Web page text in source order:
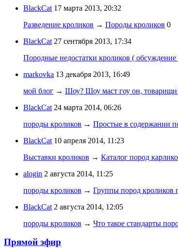
BlackCat 17 марта 2013, 20:32
Разведение кроликов → Породы кроликов 0
BlackCat 27 сентября 2013, 17:34
Породные недостатки кроликов (
markovka 13 декабря 2013, 16:49
мой блог → Шоу? Шоу маст гоу он,
BlackCat 24 марта 2014, 06:26
породы кроликов → Простые в содержании
BlackCat 10 апреля 2014, 11:23
Выставки кроликов → Каталог пород
alogin 2 августа 2014, 11:25
породы кроликов → Группы пород кроликов
BlackCat 2 августа 2014, 12:05
породы кроликов → Что такое стандарты
Прямой эфир